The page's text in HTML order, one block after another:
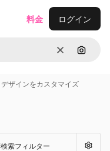
消去 画像で
料金 ログイン
デザインをカスタマイズ
検索フィルター